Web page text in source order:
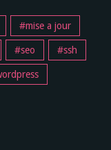
mise a jour
seo ssh